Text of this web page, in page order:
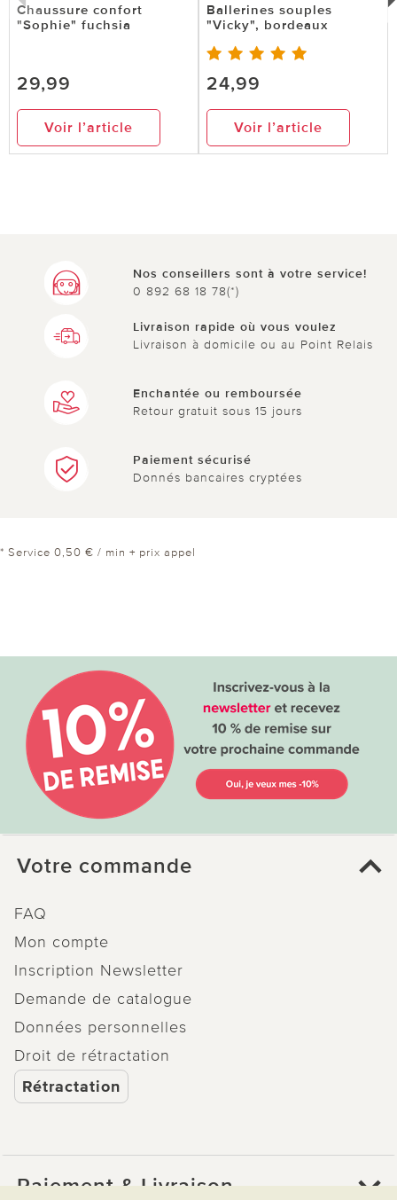
Chaussure confort
"Sophie" fuchsia
29,99
Voir l’article
Ballerines souples
"Vicky", bordeaux
24,99
Voir l’article
Nos conseillers sont à votre service!
0 892 68 18 78(*)
Livraison rapide où vous voulez
Livraison à domicile ou au Point Relais
Enchantée ou remboursée
Retour gratuit sous 15 jours
Paiement sécurisé
Donnés bancaires cryptées
* Service 0,50 € / min + prix appel
Votre commande
FAQ
Mon compte
Inscription Newsletter
Demande de catalogue
Données personnelles
Droit de rétractation
Rétractation
Paiement & Livraison